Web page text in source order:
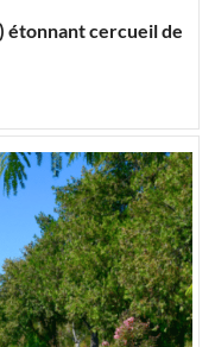
étonnant cercueil de